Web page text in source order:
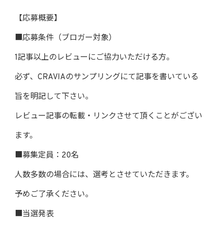
【応募概要】
■応募条件（ブロガー対象）
1記事以上のレビューにご協力いただける方。
必ず、CRAVIAのサンプリングにて記事を書いている
旨を明記して下さい。
レビュー記事の転載・リンクさせて頂くことがござい
ます。
■募集定員：20名
人数多数の場合には、選考とさせていただきます。
予めご了承ください。
■当選発表